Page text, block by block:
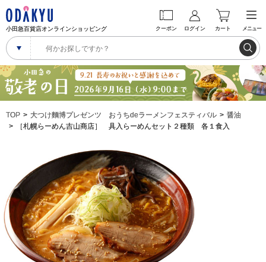
小田急百貨店オンラインショッピング クーポン ログイン カート メニュー
TOP 大つけ麵博プレゼンツ おうちdeラーメンフェスティバル
醤油
［札幌らーめん吉山商店］ 具入らーめんセット２種類 各１食入